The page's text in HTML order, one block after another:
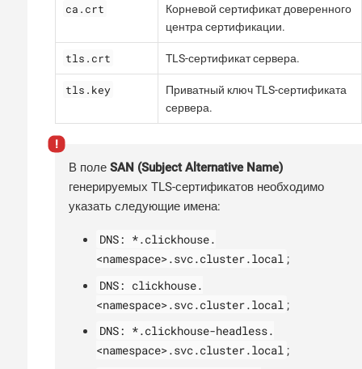
ca.crt
Корневой сертификат доверенного
центра сертификации.
tls.crt TLS-сертификат сервера.
tls.key
Приватный ключ TLS-сертификата
сервера.
В поле SAN (Subject Alternative Name)
генерируемых TLS-сертификатов необходимо
указать следующие имена:
DNS: *.clickhouse.
<namespace>.svc.cluster.local ;
DNS: clickhouse.
<namespace>.svc.cluster.local ;
DNS: *.clickhouse-headless.
<namespace>.svc.cluster.local ;